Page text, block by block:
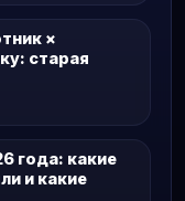
×
старая
года: какие
и какие